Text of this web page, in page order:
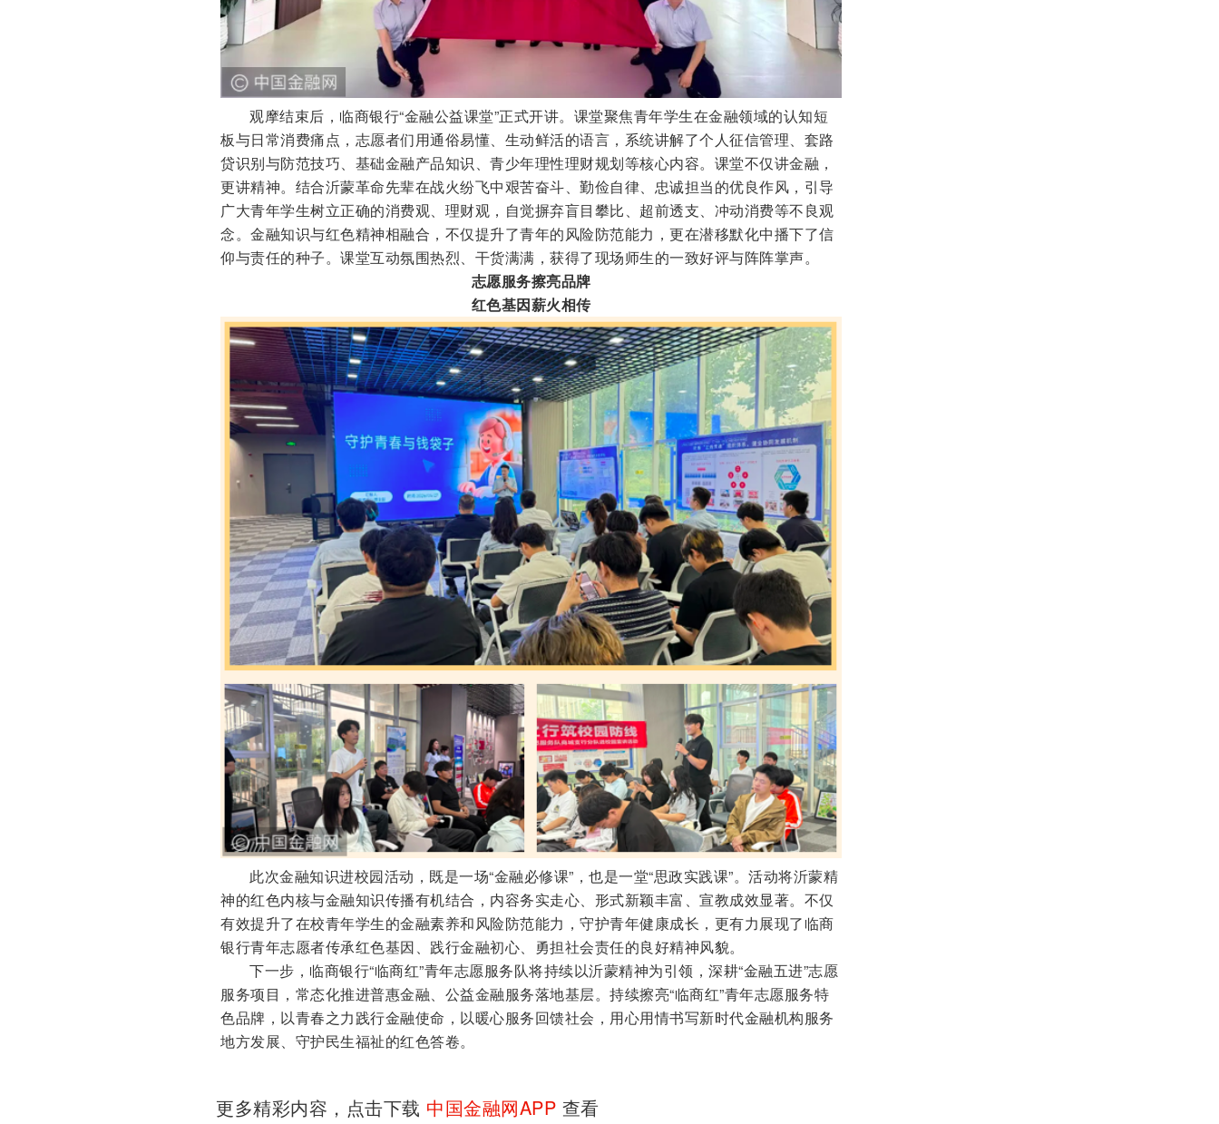
观摩结束后，临商银行“金融公益课堂”正式开讲。课堂聚焦青年学生在金融领域的认知短
板与日常消费痛点，志愿者们用通俗易懂、生动鲜活的语言，系统讲解了个人征信管理、套路
贷识别与防范技巧、基础金融产品知识、青少年理性理财规划等核心内容。课堂不仅讲金融，
更讲精神。结合沂蒙革命先辈在战火纷飞中艰苦奋斗、勤俭自律、忠诚担当的优良作风，引导
广大青年学生树立正确的消费观、理财观，自觉摒弃盲目攀比、超前透支、冲动消费等不良观
念。金融知识与红色精神相融合，不仅提升了青年的风险防范能力，更在潜移默化中播下了信
仰与责任的种子。课堂互动氛围热烈、干货满满，获得了现场师生的一致好评与阵阵掌声。
志愿服务擦亮品牌
红色基因薪火相传
此次金融知识进校园活动，既是一场“金融必修课”，也是一堂“思政实践课”。活动将沂蒙精
神的红色内核与金融知识传播有机结合，内容务实走心、形式新颖丰富、宣教成效显著。不仅
有效提升了在校青年学生的金融素养和风险防范能力，守护青年健康成长，更有力展现了临商
银行青年志愿者传承红色基因、践行金融初心、勇担社会责任的良好精神风貌。
下一步，临商银行“临商红”青年志愿服务队将持续以沂蒙精神为引领，深耕“金融五进”志愿
服务项目，常态化推进普惠金融、公益金融服务落地基层。持续擦亮“临商红”青年志愿服务特
色品牌，以青春之力践行金融使命，以暖心服务回馈社会，用心用情书写新时代金融机构服务
地方发展、守护民生福祉的红色答卷。
更多精彩内容，点击下载 中国金融网APP 查看